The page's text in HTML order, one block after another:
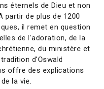
éternels de Dieu et non
partir de plus de 1200
il remet en question
de l'adoration, de la
du ministère et
d'Oswald
offre des explications
la vie.